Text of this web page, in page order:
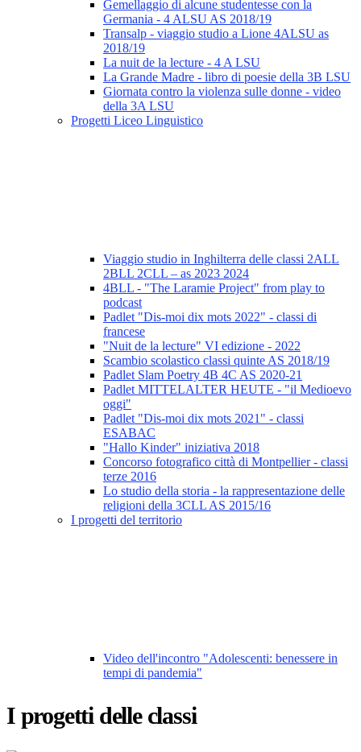
Gemellaggio di alcune studentesse con la
Germania - 4 ALSU AS 2018/19
Transalp - viaggio studio a Lione 4ALSU as
2018/19
La nuit de la lecture - 4 A LSU
La Grande Madre - libro di poesie della 3B LSU
Giornata contro la violenza sulle donne - video
della 3A LSU
Progetti Liceo Linguistico
Viaggio studio in Inghilterra delle classi 2ALL
2BLL 2CLL – as 2023 2024
4BLL - "The Laramie Project" from play to
podcast
Padlet "Dis-moi dix mots 2022" - classi di
francese
"Nuit de la lecture" VI edizione - 2022
Scambio scolastico classi quinte AS 2018/19
Padlet Slam Poetry 4B 4C AS 2020-21
Padlet MITTELALTER HEUTE - "il Medioevo
oggi"
Padlet "Dis-moi dix mots 2021" - classi
ESABAC
"Hallo Kinder" iniziativa 2018
Concorso fotografico città di Montpellier - classi
terze 2016
Lo studio della storia - la rappresentazione delle
religioni della 3CLL AS 2015/16
I progetti del territorio
Video dell'incontro "Adolescenti: benessere in
tempi di pandemia"
I progetti delle classi